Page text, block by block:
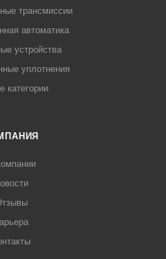
трансмиссии
автоматика
устройства
уплотнения
категории